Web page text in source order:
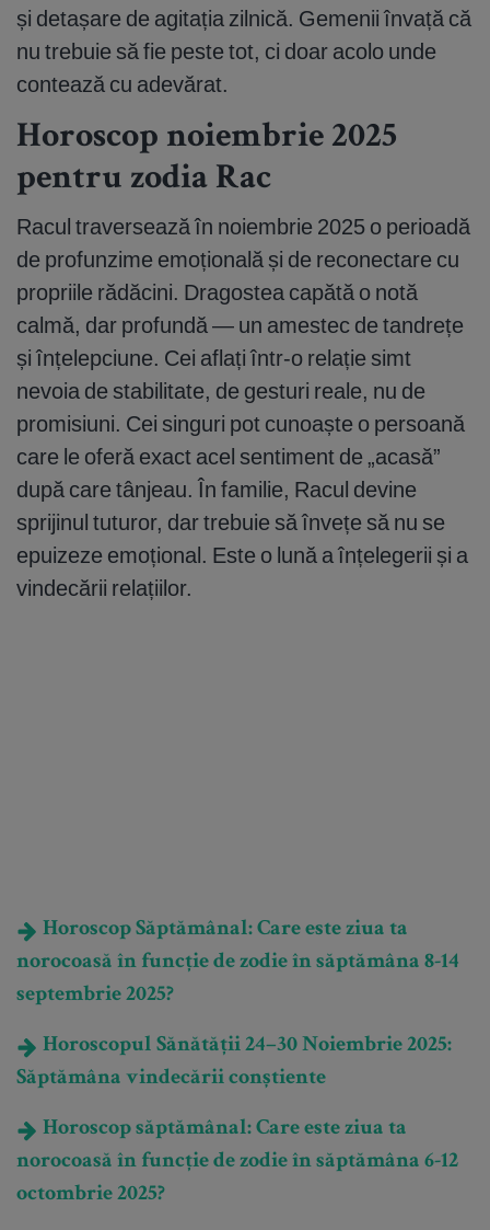
și detașare de agitația zilnică. Gemenii învață că
nu trebuie să fie peste tot, ci doar acolo unde
contează cu adevărat.
Horoscop noiembrie 2025
pentru zodia Rac
Racul traversează în noiembrie 2025 o perioadă
de profunzime emoțională și de reconectare cu
propriile rădăcini. Dragostea capătă o notă
calmă, dar profundă — un amestec de tandrețe
și înțelepciune. Cei aflați într-o relație simt
nevoia de stabilitate, de gesturi reale, nu de
promisiuni. Cei singuri pot cunoaște o persoană
care le oferă exact acel sentiment de „acasă”
după care tânjeau. În familie, Racul devine
sprijinul tuturor, dar trebuie să învețe să nu se
epuizeze emoțional. Este o lună a înțelegerii și a
vindecării relațiilor.
Horoscop Săptămânal: Care este ziua ta
norocoasă în funcție de zodie în săptămâna 8-14
septembrie 2025?
Horoscopul Sănătății 24–30 Noiembrie 2025:
Săptămâna vindecării conștiente
Horoscop săptămânal: Care este ziua ta
norocoasă în funcție de zodie în săptămâna 6-12
octombrie 2025?